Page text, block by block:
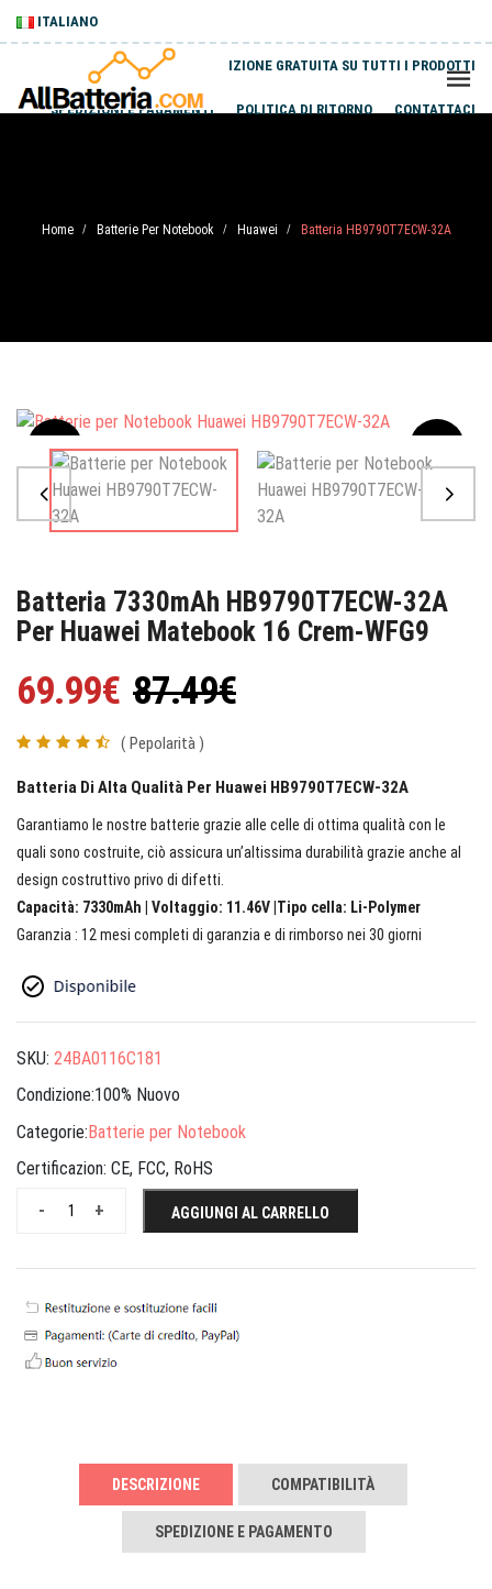
ITALIANO
SPEDIZIONE GRATUITA SU TUTTI I PRODOTTI
SPEDIZIONI E PAGAMENTI POLITICA DI RITORNO CONTATTACI
Home / Batterie Per Notebook / Huawei / Batteria HB9790T7ECW-32A
Sale
Batteria 7330mAh HB9790T7ECW-32A
Per Huawei Matebook 16 Crem-WFG9
69.99€ 87.49€
( Pepolarità )
Batteria Di Alta Qualità Per Huawei HB9790T7ECW-32A
Garantiamo le nostre batterie grazie alle celle di ottima qualità con le
quali sono costruite, ciò assicura un’altissima durabilità grazie anche al
design costruttivo privo di difetti.
Capacità: 7330mAh | Voltaggio: 11.46V |Tipo cella: Li-Polymer
Garanzia : 12 mesi completi di garanzia e di rimborso nei 30 giorni
SKU: 24BA0116C181
Condizione:100% Nuovo
Categorie:Batterie per Notebook
Certificazion: CE, FCC, RoHS
+
- AGGIUNGI AL CARRELLO
DESCRIZIONE COMPATIBILITÀ
SPEDIZIONE E PAGAMENTO